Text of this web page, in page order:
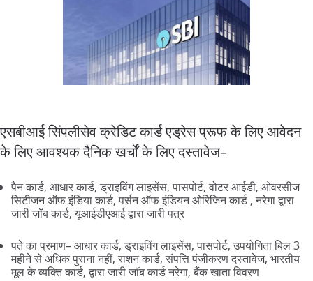
एसबीआईसिंपलीसेवक्रेडिटकार्डएड्रेसप्रूफकेलिएआवेदन
केलिएआवश्यकदैनिकखर्चोंकेलिएदस्तावेज–
पैनकार्ड, आधारकार्ड, ड्राइविंगलाइसेंस, पासपोर्ट, वोटरआईडी, ओवरसीज
सिटीजनऑफइंडियाकार्ड, पर्सनऑफइंडियनओरिजिनकार्ड , नरेगाद्वारा
जारीजॉबकार्ड, यूआईडीएआईद्वाराजारीपत्र
पतेकाप्रमाण–आधारकार्ड, ड्राइविंगलाइसेंस, पासपोर्ट, उपयोगिताबिल3
महीनेसेअधिकपुरानानहीं, राशनकार्ड, संपत्तिपंजीकरणदस्तावेज, भारतीय
मूलकेव्यक्तिकार्ड, द्वाराजारीजॉबकार्डनरेगा, बैंकखाताविवरण